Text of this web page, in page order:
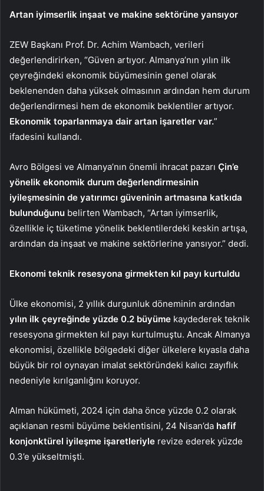
Artan iyimserlik inşaat ve makine sektörüne yansıyor
ZEW Başkanı Prof. Dr. Achim Wambach, verileri
değerlendirirken, “Güven artıyor. Almanya’nın yılın ilk
çeyreğindeki ekonomik büyümesinin genel olarak
beklenenden daha yüksek olmasının ardından hem durum
değerlendirmesi hem de ekonomik beklentiler artıyor.
Ekonomik toparlanmaya dair artan işaretler var.”
ifadesini kullandı.
Avro Bölgesi ve Almanya’nın önemli ihracat pazarı Çin’e
yönelik ekonomik durum değerlendirmesinin
iyileşmesinin de yatırımcı güveninin artmasına katkıda
bulunduğunu belirten Wambach, “Artan iyimserlik,
özellikle iç tüketime yönelik beklentilerdeki keskin artışa,
ardından da inşaat ve makine sektörlerine yansıyor.” dedi.
Ekonomi teknik resesyona girmekten kıl payı kurtuldu
Ülke ekonomisi, 2 yıllık durgunluk döneminin ardından
yılın ilk çeyreğinde yüzde 0.2 büyüme kaydederek teknik
resesyona girmekten kıl payı kurtulmuştu. Ancak Almanya
ekonomisi, özellikle bölgedeki diğer ülkelere kıyasla daha
büyük bir rol oynayan imalat sektöründeki kalıcı zayıflık
nedeniyle kırılganlığını koruyor.
Alman hükümeti, 2024 için daha önce yüzde 0.2 olarak
açıklanan resmi büyüme beklentisini, 24 Nisan’da hafif
konjonktürel iyileşme işaretleriyle revize ederek yüzde
0.3’e yükseltmişti.